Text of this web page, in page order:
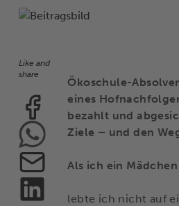
Like and
share
Ökoschule-
eines
bezahlt und
Ziele – und den
Als ich ein
lebte ich nicht auf